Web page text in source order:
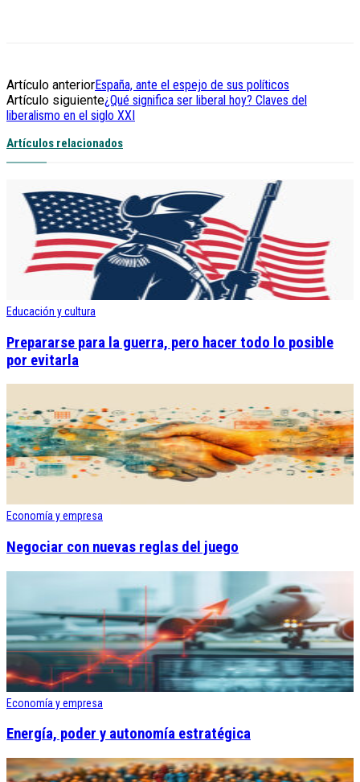
Artículo anteriorEspaña, ante el espejo de sus políticos
Artículo siguiente¿Qué significa ser liberal hoy? Claves del
liberalismo en el siglo XXI
Artículos relacionados
Educación y cultura
Prepararse para la guerra, pero hacer todo lo posible
por evitarla
Economía y empresa
Negociar con nuevas reglas del juego
Economía y empresa
Energía, poder y autonomía estratégica